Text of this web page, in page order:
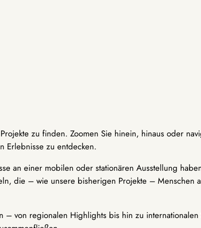
zu finden. Zoomen Sie hinein, hinaus oder
Erlebnisse zu entdecken.
an einer mobilen oder stationären Ausstellung
die – wie unsere bisherigen Projekte – Menschen
– von regionalen Highlights bis hin zu